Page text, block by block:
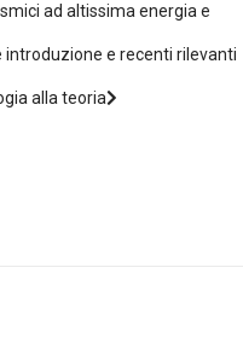
ad altissima energia e
introduzione e recenti rilevanti
alla teoria